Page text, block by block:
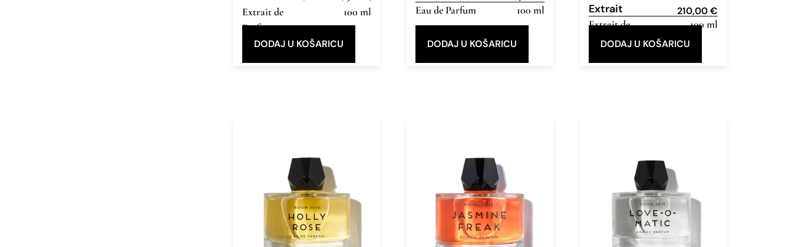
Extrait de
Parfum
100 ml
DODAJ U KOŠARICU
Eau de Parfum 100 ml
DODAJ U KOŠARICU
Extrait
210,00€
Extrait de
Parfum
100 ml
DODAJ U KOŠARICU